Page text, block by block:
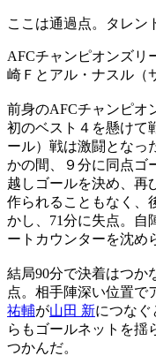
ここは通過点。タレン
AFCチャンピオンズリ
崎Ｆとアル・ナスル（
前身のAFCチャンピオ
初のベスト４を懸けて
ール）戦は激闘となっ
かの間、９分に同点ゴ
越しゴールを決め、再
作られることもなく、
かし、71分に失点。自
ートカウンターを沈め
結局90分で決着はつか
点。相手陣深い位置で
祐輔が山田 新につなぐ
らもゴールネットを揺
つかんだ。